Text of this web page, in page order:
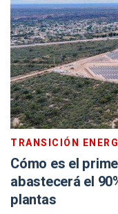
TRANSICIÓN
Cómo es el
abastecerá el
plantas